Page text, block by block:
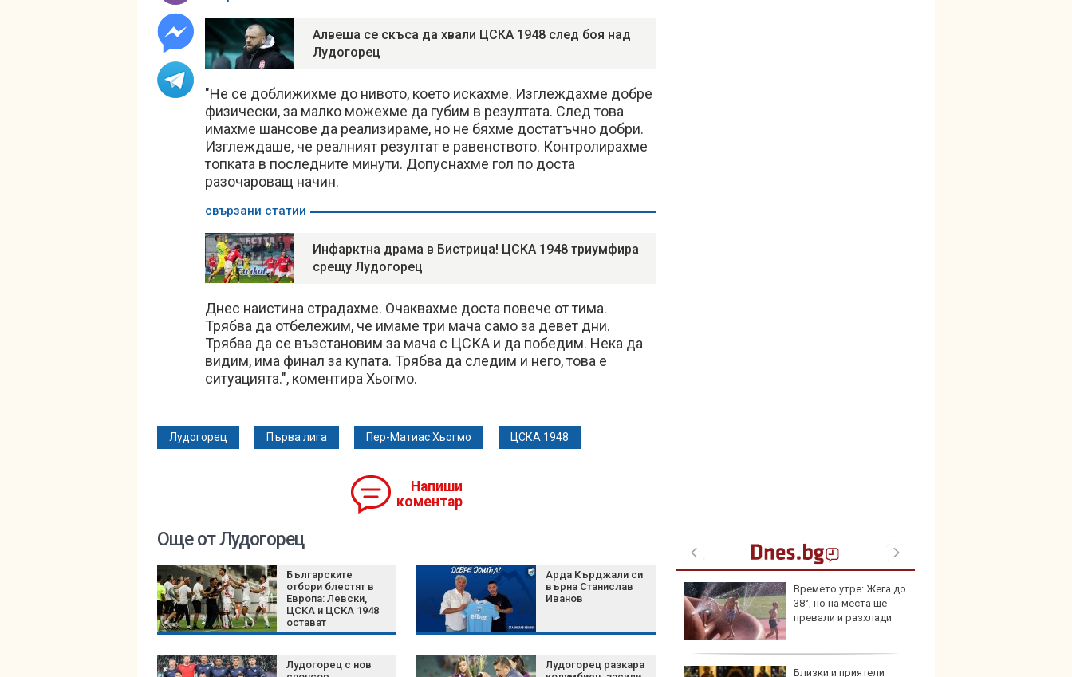
Алвеша се скъса да хвали ЦСКА 1948 след боя над
Лудогорец
"Не се доближихме до нивото, което искахме. Изглеждахме добре
физически, за малко можехме да губим в резултата. След това
имахме шансове да реализираме, но не бяхме достатъчно добри.
Изглеждаше, че реалният резултат е равенството. Контролирахме
топката в последните минути. Допуснахме гол по доста
разочароващ начин.
свързани статии
Инфарктна драма в Бистрица! ЦСКА 1948 триумфира
срещу Лудогорец
Днес наистина страдахме. Очаквахме доста повече от тима.
Трябва да отбележим, че имаме три мача само за девет дни.
Трябва да се възстановим за мача с ЦСКА и да победим. Нека да
видим, има финал за купата. Трябва да следим и него, това е
ситуацията.", коментира Хьогмо.
Лудогорец Първа лига Пер-Матиас Хьогмо ЦСКА 1948
Напиши
коментар
Още от Лудогорец
Българските
отбори блестят в
Европа: Левски,
ЦСКА и ЦСКА 1948
остават
непобедени
Арда Кърджали си
върна Станислав
Иванов
Лудогорец с нов
Лудогорец разкара
БАБХ и ДАНС иззеха
над 600 литра опасни
Пловдивско
В "Денят ON AIR" на 7
Времето утре: Жега до
38°, но на места ще
превали и разхлади
Близки и приятели